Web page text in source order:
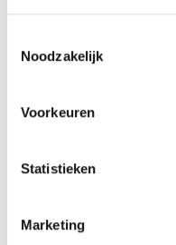
Noodzakelijk
Voorkeuren
Statistieken
Marketing